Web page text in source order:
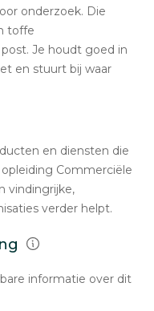
onderzoek. Die
toffe
Je houdt goed in
en stuurt bij waar
en diensten die
Commerciële
vindingrijke,
verder helpt.
informatie over dit